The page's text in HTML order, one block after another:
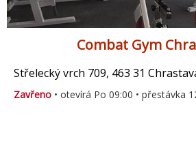
Combat Gym
Střelecký vrch 709, 463 31
Zavřeno • otevírá Po 09:00 • přestávka